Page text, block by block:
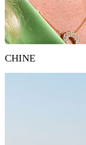
CHINE